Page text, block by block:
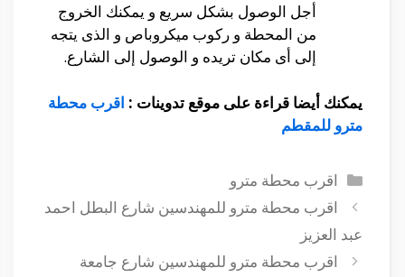
أجل الوصول بشكل سريع و يمكنك الخروج
من المحطة و ركوب ميكروباص و الذى يتجه
إلى أى مكان تريده و الوصول إلى الشارع.
يمكنك أيضا قراءة على موقع تدوينات : اقرب محطة
مترو للمقطم
التصنيفات
اقرب محطة مترو
اقرب محطة مترو للمهندسين شارع البطل احمد
عبد العزيز
اقرب محطة مترو للمهندسين شارع جامعة